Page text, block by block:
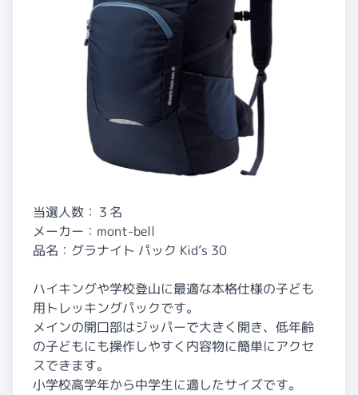
当選人数：３名
メーカー：mont-bell
品名：グラナイト パック Kid’s 30
ハイキングや学校登山に最適な本格仕様の子ども
用トレッキングパックです。
メインの開口部はジッパーで大きく開き、低年齢
の子どもにも操作しやすく内容物に簡単にアクセ
スできます。
小学校高学年から中学生に適したサイズです。